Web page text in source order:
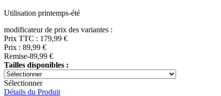
Utilisation printemps-été
modificateur de prix des variantes :
Prix TTC : 179,99 €
Prix : 89,99 €
Remise-89,99 €
Tailles disponibles :
Sélectionner
Détails du Produit